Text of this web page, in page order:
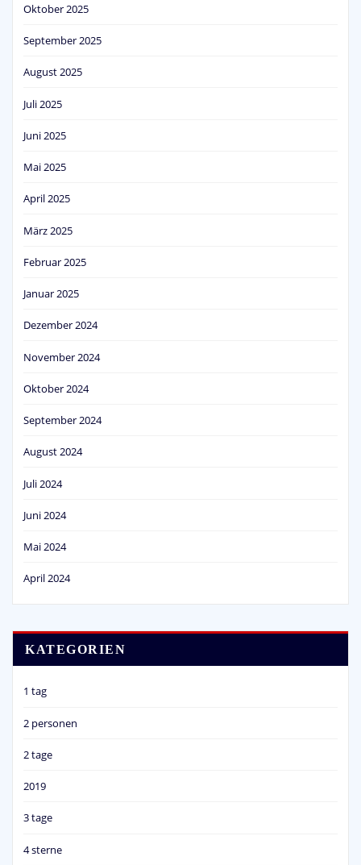
Oktober 2025
September 2025
August 2025
Juli 2025
Juni 2025
Mai 2025
April 2025
März 2025
Februar 2025
Januar 2025
Dezember 2024
November 2024
Oktober 2024
September 2024
August 2024
Juli 2024
Juni 2024
Mai 2024
April 2024
KATEGORIEN
1 tag
2 personen
2 tage
2019
3 tage
4 sterne